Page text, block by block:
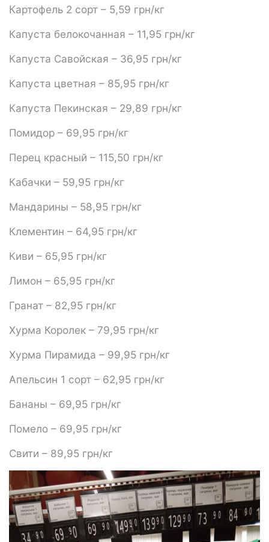
Картофель 2 сорт – 5,59 грн/кг
Капуста белокочанная – 11,95 грн/кг
Капуста Савойская – 36,95 грн/кг
Капуста цветная – 85,95 грн/кг
Капуста Пекинская – 29,89 грн/кг
Помидор – 69,95 грн/кг
Перец красный – 115,50 грн/кг
Кабачки – 59,95 грн/кг
Мандарины – 58,95 грн/кг
Клементин – 64,95 грн/кг
Киви – 65,95 грн/кг
Лимон – 65,95 грн/кг
Гранат – 82,95 грн/кг
Хурма Королек – 79,95 грн/кг
Хурма Пирамида – 99,95 грн/кг
Апельсин 1 сорт – 62,95 грн/кг
Бананы – 69,95 грн/кг
Помело – 69,95 грн/кг
Свити – 89,95 грн/кг